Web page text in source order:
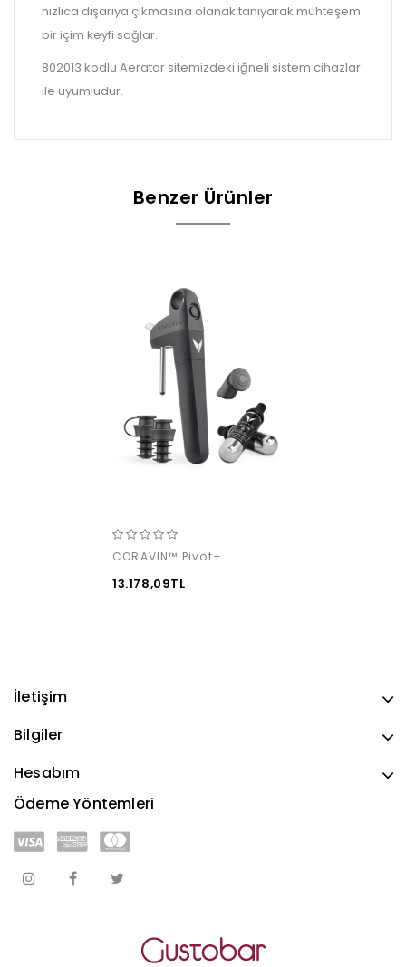
hızlıca dışarıya çıkmasına olanak tanıyarak muhteşem
bir içim keyfi sağlar.
802013 kodlu Aerator sitemizdeki iğneli sistem cihazlar
ile uyumludur.
Benzer Ürünler
CORAVIN™ Pivot+
13.178,09TL
İletişim
Bilgiler
Hesabım
Ödeme Yöntemleri